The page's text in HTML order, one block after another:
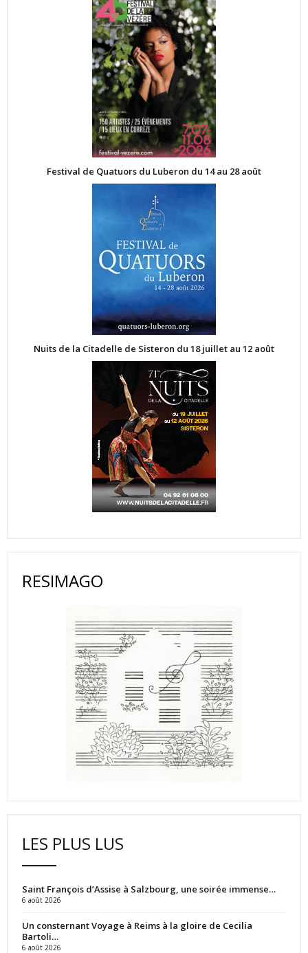
Festival de Quatuors du Luberon du 14 au 28 août
Nuits de la Citadelle de Sisteron du 18 juillet au 12 août
RESIMAGO
LES PLUS LUS
Saint François d’Assise à Salzbourg, une soirée immense…
6 août 2026
Un consternant Voyage à Reims à la gloire de Cecilia
Bartoli…
6 août 2026